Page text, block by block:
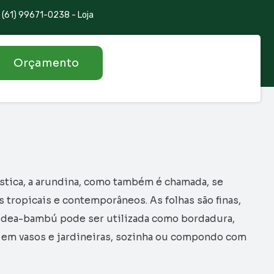
(61) 99671-0238 - Loja
Orçamento
a arundina, como também é chamada, se
e contemporâneos. As folhas são finas,
bambú pode ser utilizada como bordadura,
vasos e jardineiras, sozinha ou compondo com